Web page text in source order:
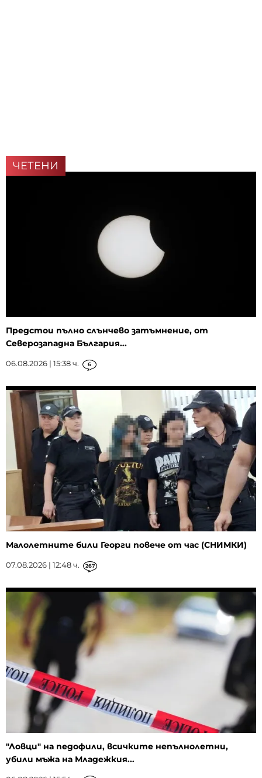
ЧЕТЕНИ
Предстои пълно слънчево затъмнение, от
Северозападна България...
06.08.2026 | 15:38 ч. 6
Малолетните били Георги повече от час (СНИМКИ)
07.08.2026 | 12:48 ч. 267
"Ловци" на педофили, всичките непълнолетни,
убили мъжа на Младежкия...